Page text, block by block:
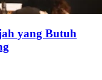
yang Butuh